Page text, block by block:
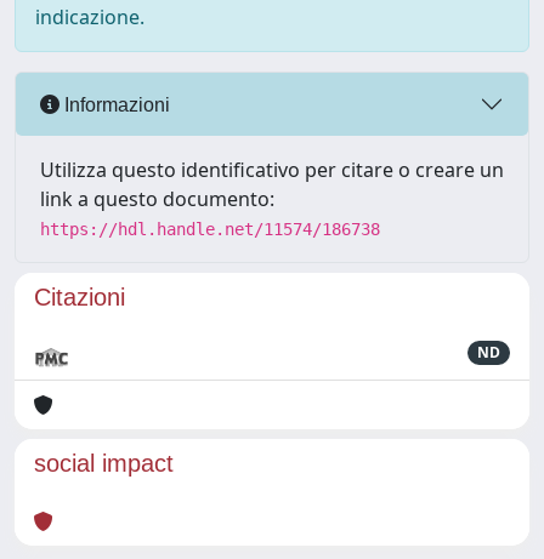
indicazione.
Informazioni
Utilizza questo identificativo per citare o creare un
link a questo documento:
https://hdl.handle.net/11574/186738
Citazioni
ND
social impact